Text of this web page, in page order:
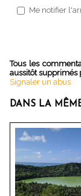
Me notifier
Tous les
aussitôt supprimés
Signaler un abus
DANS LA